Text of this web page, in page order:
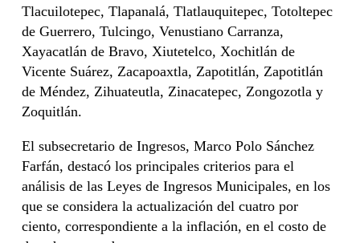
Tlacuilotepec, Tlapanalá, Tlatlauquitepec, Totoltepec
de Guerrero, Tulcingo, Venustiano Carranza,
Xayacatlán de Bravo, Xiutetelco, Xochitlán de
Vicente Suárez, Zacapoaxtla, Zapotitlán, Zapotitlán
de Méndez, Zihuateutla, Zinacatepec, Zongozotla y
Zoquitlán.
El subsecretario de Ingresos, Marco Polo Sánchez
Farfán, destacó los principales criterios para el
análisis de las Leyes de Ingresos Municipales, en los
que se considera la actualización del cuatro por
ciento, correspondiente a la inflación, en el costo de